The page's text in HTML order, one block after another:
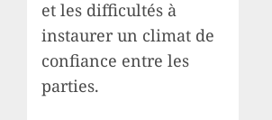
et les difficultés à
instaurer un climat de
confiance entre les
parties.